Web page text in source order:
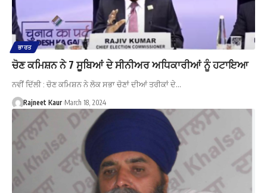
ਭਾਰਤ
ਚੋਣ ਕਮਿਸ਼ਨ ਨੇ 7 ਸੂਬਿਆਂ ਦੇ ਸੀਨੀਅਰ ਅਧਿਕਾਰੀਆਂ ਨੂੰ ਹਟਾਇਆ
ਨਵੀਂ ਦਿੱਲੀ : ਚੋਣ ਕਮਿਸ਼ਨ ਨੇ ਲੋਕ ਸਭਾ ਚੋਣਾਂ ਦੀਆਂ ਤਰੀਕਾਂ ਦੇ…
Rajneet Kaur March 18, 2024